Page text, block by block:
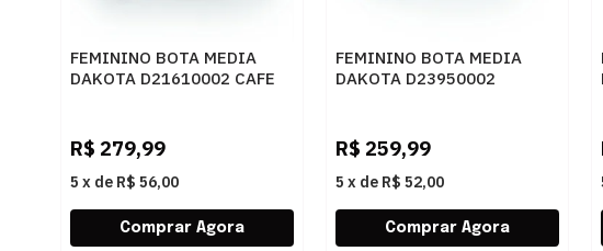
FEMININO BOTA MEDIA
DAKOTA D21610002 CAFE
R$ 279,99
5 x de R$ 56,00
FEMININO BOTA MEDIA
DAKOTA D23950002
R$ 259,99
5 x de R$ 52,00